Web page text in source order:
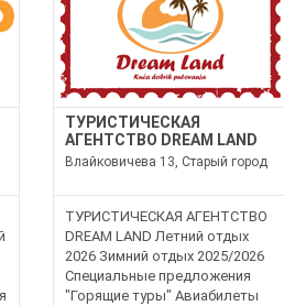
ТУРИСТИЧЕСКАЯ
АГЕНТСТВО DREAM LAND
Влайковичева 13, Старый город
ТУРИСТИЧЕСКАЯ АГЕНТСТВО
DREAM LAND Летний отдых
2026 Зимний отдых 2025/2026
Специальные предложения
"Горящие туры" Авиабилеты